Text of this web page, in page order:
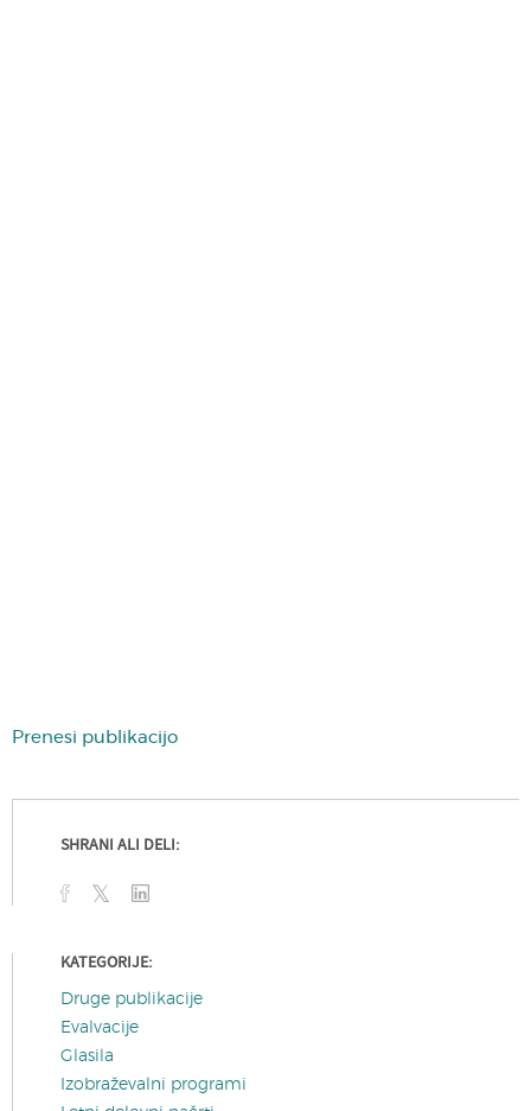
Prenesi publikacijo
SHRANI ALI DELI:
KATEGORIJE:
Druge publikacije
Evalvacije
Glasila
Izobraževalni programi